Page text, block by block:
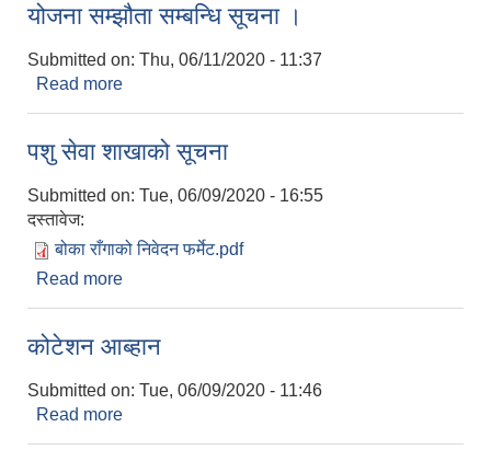
नियमित खाेप केन्द्र विवरण
योजना सम्झौता सम्बन्धि सूचना ।
Submitted on: Thu, 06/11/2020 - 11:37
Read more
पशु सेवा शाखाको सूचना
Submitted on: Tue, 06/09/2020 - 16:55
दस्तावेज:
बोका राँगाको निवेदन फर्मेट.pdf
Read more
कोटेशन आब्हान
Submitted on: Tue, 06/09/2020 - 11:46
Read more